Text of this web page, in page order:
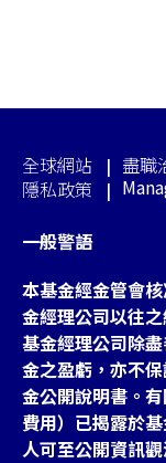
全球網站 盡職
隱私政策
一般警語
本基金經金管會
金經理公司以往
基金經理公司除
金之盈虧，亦不
金公開說明書。
費用）已揭露於
人可至公開資訊